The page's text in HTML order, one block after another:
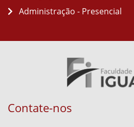
Administração - Presencial
Contate-nos